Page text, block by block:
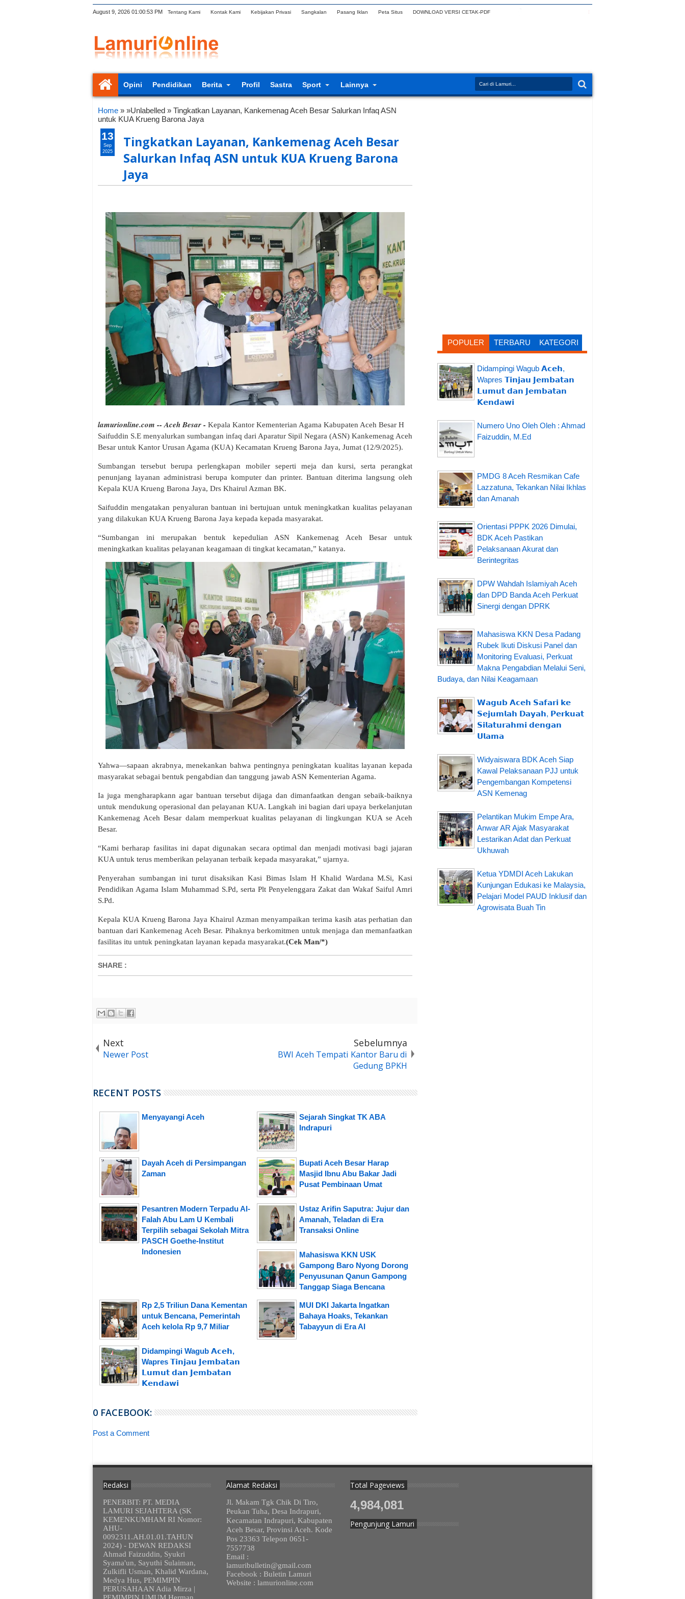
August 9, 2026 01:00:53 PM Tentang Kami Kontak Kami Kebijakan Privasi Sangkalan Pasang Iklan Peta Situs DOWNLOAD VERSI CETAK-PDF
Opini Pendidikan Berita Profil Sastra Sport Lainnya
Home » »Unlabelled » Tingkatkan Layanan, Kankemenag Aceh Besar Salurkan Infaq ASN
untuk KUA Krueng Barona Jaya
Tingkatkan Layanan, Kankemenag Aceh Besar
Salurkan Infaq ASN untuk KUA Krueng Barona
Jaya
lamurionline.com -- Aceh Besar - Kepala Kantor Kementerian Agama Kabupaten Aceh Besar H
Saifuddin S.E menyalurkan sumbangan infaq dari Aparatur Sipil Negara (ASN) Kankemenag Aceh
Besar untuk Kantor Urusan Agama (KUA) Kecamatan Krueng Barona Jaya, Jumat (12/9/2025).
Sumbangan tersebut berupa perlengkapan mobiler seperti meja dan kursi, serta perangkat
penunjang layanan administrasi berupa komputer dan printer. Bantuan diterima langsung oleh
Kepala KUA Krueng Barona Jaya, Drs Khairul Azman BK.
Saifuddin mengatakan penyaluran bantuan ini bertujuan untuk meningkatkan kualitas pelayanan
yang dilakukan KUA Krueng Barona Jaya kepada kepada masyarakat.
“Sumbangan ini merupakan bentuk kepedulian ASN Kankemenag Aceh Besar untuk
meningkatkan kualitas pelayanan keagamaan di tingkat kecamatan,” katanya.
Yahwa—sapaan akrabnya, menekankan bahwa pentingnya peningkatan kualitas layanan kepada
masyarakat sebagai bentuk pengabdian dan tanggung jawab ASN Kementerian Agama.
Ia juga mengharapkann agar bantuan tersebut dijaga dan dimanfaatkan dengan sebaik-baiknya
untuk mendukung operasional dan pelayanan KUA. Langkah ini bagian dari upaya berkelanjutan
Kankemenag Aceh Besar dalam memperkuat kualitas pelayanan di lingkungan KUA se Aceh
Besar.
“Kami berharap fasilitas ini dapat digunakan secara optimal dan menjadi motivasi bagi jajaran
KUA untuk terus memberikan pelayanan terbaik kepada masyarakat,” ujarnya.
Penyerahan sumbangan ini turut disaksikan Kasi Bimas Islam H Khalid Wardana M.Si, Kasi
Pendidikan Agama Islam Muhammad S.Pd, serta Plt Penyelenggara Zakat dan Wakaf Saiful Amri
S.Pd.
Kepala KUA Krueng Barona Jaya Khairul Azman menyampaikan terima kasih atas perhatian dan
bantuan dari Kankemenag Aceh Besar. Pihaknya berkomitmen untuk menjaga dan memanfaatkan
fasilitas itu untuk peningkatan layanan kepada masyarakat.(Cek Man/*)
SHARE :
13
Sep
2025
Next
Newer Post
Sebelumnya
BWI Aceh Tempati Kantor Baru di
Gedung BPKH
RECENT POSTS
Menyayangi Aceh
Sejarah Singkat TK ABA
Indrapuri
Dayah Aceh di Persimpangan
Zaman
Bupati Aceh Besar Harap
Masjid Ibnu Abu Bakar Jadi
Pusat Pembinaan Umat
Pesantren Modern Terpadu Al-
Falah Abu Lam U Kembali
Terpilih sebagai Sekolah Mitra
PASCH Goethe-Institut
Indonesien
Ustaz Arifin Saputra: Jujur dan
Amanah, Teladan di Era
Transaksi Online
Mahasiswa KKN USK
Gampong Baro Nyong Dorong
Penyusunan Qanun Gampong
Tanggap Siaga Bencana
Rp 2,5 Triliun Dana Kementan
untuk Bencana, Pemerintah
Aceh kelola Rp 9,7 Miliar
MUI DKI Jakarta Ingatkan
Bahaya Hoaks, Tekankan
Tabayyun di Era AI
Didampingi Wagub 𝗔𝗰𝗲𝗵,
Wapres 𝗧𝗶𝗻𝗷𝗮𝘂 𝗝𝗲𝗺𝗯𝗮𝘁𝗮𝗻
𝗟𝘂𝗺𝘂𝘁 𝗱𝗮𝗻 𝗝𝗲𝗺𝗯𝗮𝘁𝗮𝗻
𝗞𝗲𝗻𝗱𝗮𝘄𝗶
0 FACEBOOK:
Post a Comment
POPULER TERBARU KATEGORI
Didampingi Wagub 𝗔𝗰𝗲𝗵,
Wapres 𝗧𝗶𝗻𝗷𝗮𝘂 𝗝𝗲𝗺𝗯𝗮𝘁𝗮𝗻
𝗟𝘂𝗺𝘂𝘁 𝗱𝗮𝗻 𝗝𝗲𝗺𝗯𝗮𝘁𝗮𝗻
𝗞𝗲𝗻𝗱𝗮𝘄𝗶
Numero Uno Oleh Oleh : Ahmad
Faizuddin, M.Ed
PMDG 8 Aceh Resmikan Cafe
Lazzatuna, Tekankan Nilai Ikhlas
dan Amanah
Orientasi PPPK 2026 Dimulai,
BDK Aceh Pastikan
Pelaksanaan Akurat dan
Berintegritas
DPW Wahdah Islamiyah Aceh
dan DPD Banda Aceh Perkuat
Sinergi dengan DPRK
Mahasiswa KKN Desa Padang
Rubek Ikuti Diskusi Panel dan
Monitoring Evaluasi, Perkuat
Makna Pengabdian Melalui Seni,
Budaya, dan Nilai Keagamaan
𝗪𝗮𝗴𝘂𝗯 𝗔𝗰𝗲𝗵 𝗦𝗮𝗳𝗮𝗿𝗶 𝗸𝗲
𝗦𝗲𝗷𝘂𝗺𝗹𝗮𝗵 𝗗𝗮𝘆𝗮𝗵, 𝗣𝗲𝗿𝗸𝘂𝗮𝘁
𝗦𝗶𝗹𝗮𝘁𝘂𝗿𝗮𝗵𝗺𝗶 𝗱𝗲𝗻𝗴𝗮𝗻
𝗨𝗹𝗮𝗺𝗮
Widyaiswara BDK Aceh Siap
Kawal Pelaksanaan PJJ untuk
Pengembangan Kompetensi
ASN Kemenag
Pelantikan Mukim Empe Ara,
Anwar AR Ajak Masyarakat
Lestarikan Adat dan Perkuat
Ukhuwah
Ketua YDMDI Aceh Lakukan
Kunjungan Edukasi ke Malaysia,
Pelajari Model PAUD Inklusif dan
Agrowisata Buah Tin
Redaksi
PENERBIT: PT. MEDIA
LAMURI SEJAHTERA (SK
KEMENKUMHAM RI Nomor:
AHU-
0092311.AH.01.01.TAHUN
2024) - DEWAN REDAKSI
Ahmad Faizuddin, Syukri
Syama'un, Sayuthi Sulaiman,
Zulkifli Usman, Khalid Wardana,
Medya Hus, PEMIMPIN
PERUSAHAAN Adia Mirza |
PEMIMPIN UMUM Herman
Alamat Redaksi
Jl. Makam Tgk Chik Di Tiro,
Peukan Tuha, Desa Indrapuri,
Kecamatan Indrapuri, Kabupaten
Aceh Besar, Provinsi Aceh. Kode
Pos 23363 Telepon 0651-
7557738
Email :
lamuribulletin@gmail.com
Facebook : Buletin Lamuri
Website : lamurionline.com
Total Pageviews
4,984,081
Pengunjung Lamuri